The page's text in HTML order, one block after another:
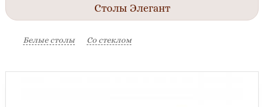
Столы Элегант
Белые столы Со стеклом